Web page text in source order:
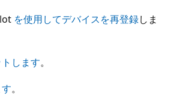
を使用してデバイスを再登録しま
します。
。